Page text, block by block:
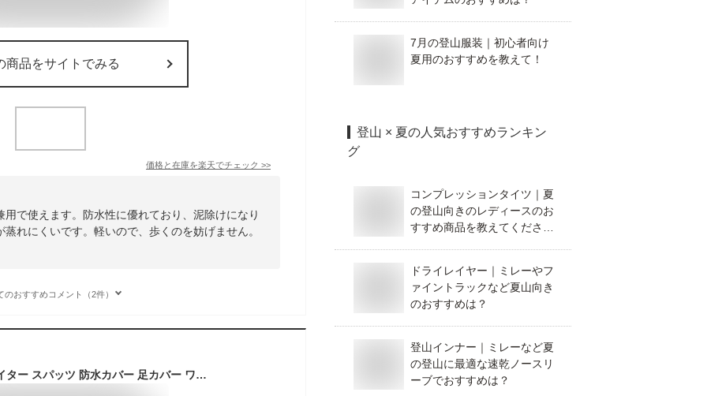
商品をサイトでみる
価格と在庫を楽天でチェック >>
で使えます。防水性に優れており、泥除けになり
れにくいです。軽いので、歩くのを妨げません。
のおすすめコメント（2件）
YAVINCOL 登山用ゲイター スパッツ 防水カバー 足カバー ワークマン ゲイター ショート 登山靴 レッグカバー 脚絆 レインレッグカバー 登山 スパッツ ロングゲイター レインスパッツ ゲートル 登山 ゲイター 泥除け 砂よけ トレッキング 農作業 釣り 撥水 蚊避け 髙耐久性 耐摩耗性 男女兼用 雨雪悪天候対応 メンズ レーディス(オレンジ-M)
7月の登山服装｜初心者向け
夏用のおすすめを教えて！
登山 × 夏の人気おすすめランキン
グ
コンプレッションタイツ｜夏
の登山向きのレディースのお
すすめ商品を教えてくださ
ドライレイヤー｜ミレーやフ
ァイントラックなど夏山向き
のおすすめは？
登山インナー｜ミレーなど夏
の登山に最適な速乾ノースリ
ーブでおすすめは？